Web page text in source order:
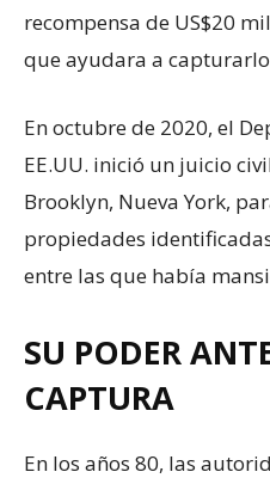
recompensa de US$20
que ayudara a
En octubre de 2020, el
EE.UU. inició un juicio
Brooklyn, Nueva York,
propiedades
entre las que había
SU PODER
CAPTURA
En los años 80, las